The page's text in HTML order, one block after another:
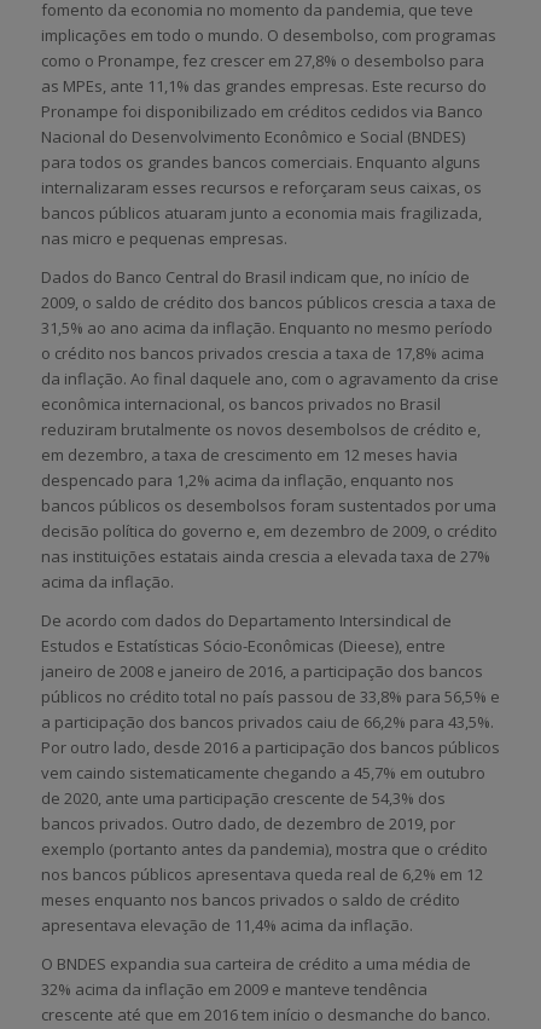
fomento da economia no momento da pandemia, que teve
implicações em todo o mundo. O desembolso, com programas
como o Pronampe, fez crescer em 27,8% o desembolso para
as MPEs, ante 11,1% das grandes empresas. Este recurso do
Pronampe foi disponibilizado em créditos cedidos via Banco
Nacional do Desenvolvimento Econômico e Social (BNDES)
para todos os grandes bancos comerciais. Enquanto alguns
internalizaram esses recursos e reforçaram seus caixas, os
bancos públicos atuaram junto a economia mais fragilizada,
nas micro e pequenas empresas.
Dados do Banco Central do Brasil indicam que, no início de
2009, o saldo de crédito dos bancos públicos crescia a taxa de
31,5% ao ano acima da inflação. Enquanto no mesmo período
o crédito nos bancos privados crescia a taxa de 17,8% acima
da inflação. Ao final daquele ano, com o agravamento da crise
econômica internacional, os bancos privados no Brasil
reduziram brutalmente os novos desembolsos de crédito e,
em dezembro, a taxa de crescimento em 12 meses havia
despencado para 1,2% acima da inflação, enquanto nos
bancos públicos os desembolsos foram sustentados por uma
decisão política do governo e, em dezembro de 2009, o crédito
nas instituições estatais ainda crescia a elevada taxa de 27%
acima da inflação.
De acordo com dados do Departamento Intersindical de
Estudos e Estatísticas Sócio-Econômicas (Dieese), entre
janeiro de 2008 e janeiro de 2016, a participação dos bancos
públicos no crédito total no país passou de 33,8% para 56,5% e
a participação dos bancos privados caiu de 66,2% para 43,5%.
Por outro lado, desde 2016 a participação dos bancos públicos
vem caindo sistematicamente chegando a 45,7% em outubro
de 2020, ante uma participação crescente de 54,3% dos
bancos privados. Outro dado, de dezembro de 2019, por
exemplo (portanto antes da pandemia), mostra que o crédito
nos bancos públicos apresentava queda real de 6,2% em 12
meses enquanto nos bancos privados o saldo de crédito
apresentava elevação de 11,4% acima da inflação.
O BNDES expandia sua carteira de crédito a uma média de
32% acima da inflação em 2009 e manteve tendência
crescente até que em 2016 tem início o desmanche do banco.